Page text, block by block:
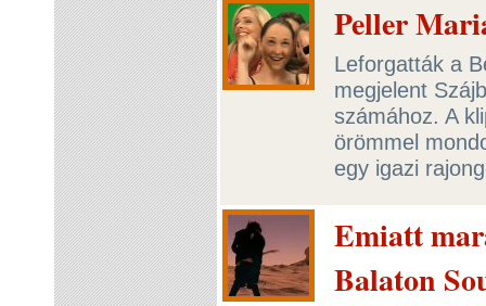
Peller
Leforgatták a
megjelent
számához. A
örömmel
egy igazi
Emiatt
Balaton